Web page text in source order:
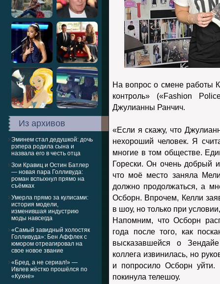
Из архивов
Эминем стал дедушкой: дочь
рэпера родила сына и
назвала его в честь отца
Зои Кравиц и Остин Батлер
— новая пара Голливуда:
роман вспыхнул прямо на
съёмках
Умерла прямо за кулисами:
история модели,
изменившая индустрию
моды навсегда
«Самый завидный холостяк
Голливуда»: Бен Аффлек с
юмором отреагировал на
свое новое звание
«Бред, а не сериал!» —
Ивлев жёстко прошёлся по
«Кухне»
На вопрос о смене работы
контроль» («Fashion
Джулианны Ранчич.
«Если я скажу, что
нехороший человек. Я
многие в том обществе.
Горески. Он очень добрый
что моё место заняла
должно продолжаться, а
Осборн. Впрочем, Келли
в шоу, но только при
Напомним, что Осборн
года после того, как
высказавшейся о
коллега извинилась, но
и попросило Осборн уйти.
покинула телешоу.